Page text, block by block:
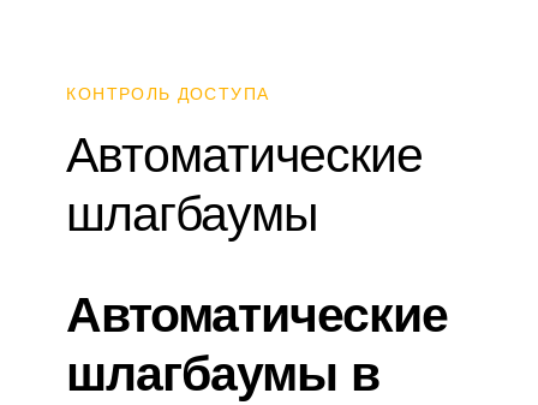
КОНТРОЛЬ ДОСТУПА
Автоматические
шлагбаумы
Автоматические
шлагбаумы в